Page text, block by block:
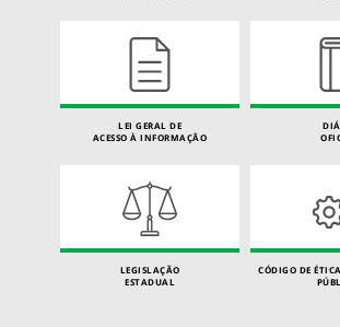
LEI GERAL DE
ACESSO À INFORMAÇÃO
LEGISLAÇÃO
ESTADUAL
CÓDIGO DE